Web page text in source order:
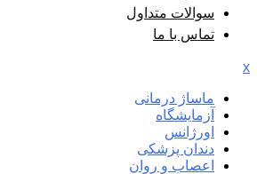
سوالات متداول
تماس با ما
x
ماساژ درمانی
آزمایشگاه
اورژانس
دندان پزشکی
اعصاب و روان